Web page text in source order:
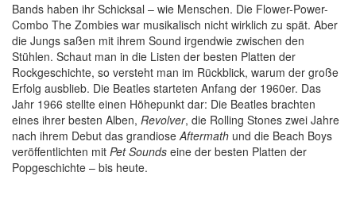
Bands haben ihr Schicksal – wie Menschen. Die Flower-Power-
Combo The Zombies war musikalisch nicht wirklich zu spät. Aber
die Jungs saßen mit ihrem Sound irgendwie zwischen den
Stühlen. Schaut man in die Listen der besten Platten der
Rockgeschichte, so versteht man im Rückblick, warum der große
Erfolg ausblieb. Die Beatles starteten Anfang der 1960er. Das
Jahr 1966 stellte einen Höhepunkt dar: Die Beatles brachten
eines ihrer besten Alben, Revolver, die Rolling Stones zwei Jahre
nach ihrem Debut das grandioseAftermath und die Beach Boys
veröffentlichten mit Pet Sounds eine der besten Platten der
Popgeschichte – bis heute.